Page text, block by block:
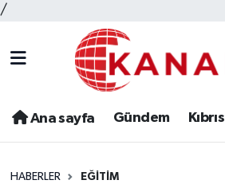
/
Ana sayfa Gündem Kıbrıs
HABERLER EĞITIM